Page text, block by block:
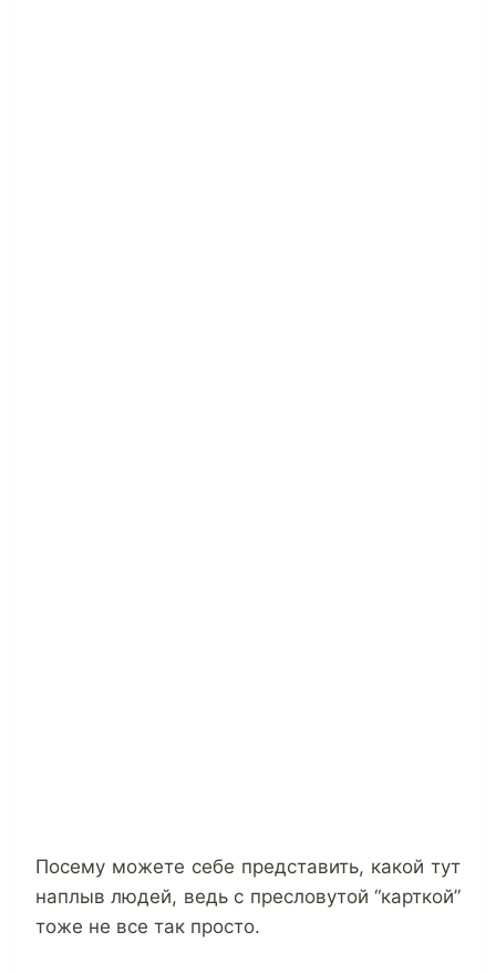
Посему можете себе представить, какой тут
наплыв людей, ведь с пресловутой “карткой”
тоже не все так просто.